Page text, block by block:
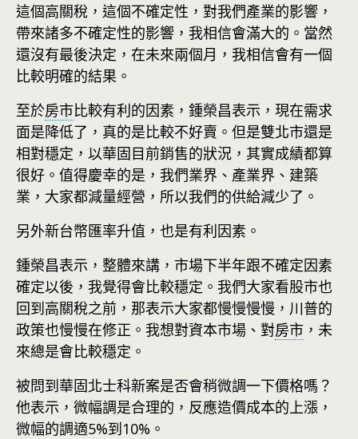
這個高關稅，這個不確定性，對我們產業的影響，
帶來諸多不確定性的影響，我相信會滿大的。當然
還沒有最後決定，在未來兩個月，我相信會有一個
比較明確的結果。
至於房市比較有利的因素，鍾榮昌表示，現在需求
面是降低了，真的是比較不好賣。但是雙北市還是
相對穩定，以華固目前銷售的狀況，其實成績都算
很好。值得慶幸的是，我們業界、產業界、建築
業，大家都減量經營，所以我們的供給減少了。
另外新台幣匯率升值，也是有利因素。
鍾榮昌表示，整體來講，市場下半年跟不確定因素
確定以後，我覺得會比較穩定。我們大家看股市也
回到高關稅之前，那表示大家都慢慢慢慢，川普的
政策也慢慢在修正。我想對資本市場、對房市 ，未
來總是會比較穩定。
被問到華固北士科新案是否會稍微調一下價格嗎？
他表示，微幅調是合理的，反應造價成本的上漲，
微幅的調適5%到10%。